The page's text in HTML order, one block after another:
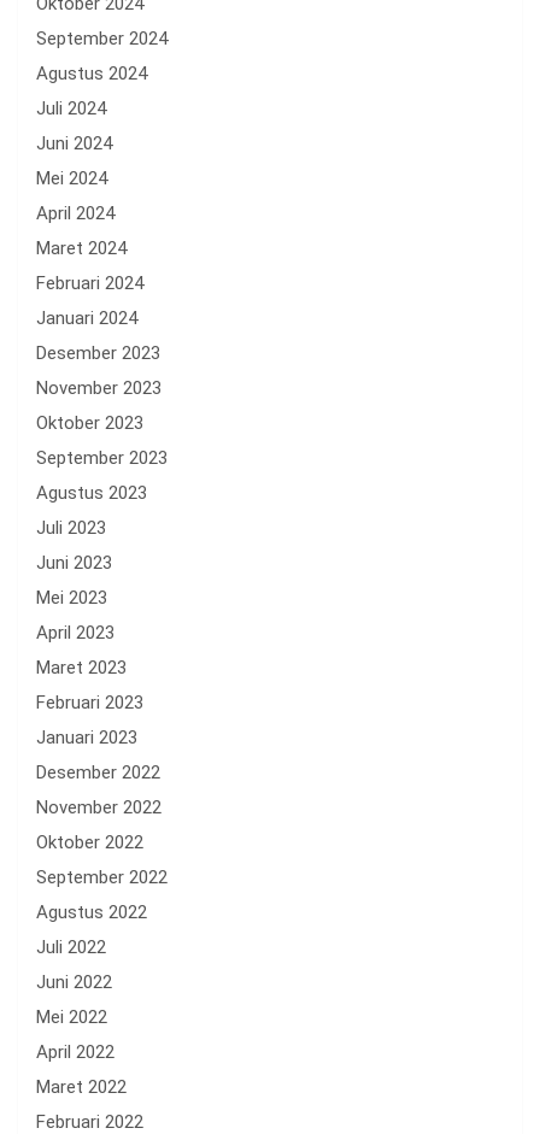
September 2024
Agustus 2024
Juli 2024
Juni 2024
Mei 2024
April 2024
Maret 2024
Februari 2024
Januari 2024
Desember 2023
November 2023
Oktober 2023
September 2023
Agustus 2023
Juli 2023
Juni 2023
Mei 2023
April 2023
Maret 2023
Februari 2023
Januari 2023
Desember 2022
November 2022
Oktober 2022
September 2022
Agustus 2022
Juli 2022
Juni 2022
Mei 2022
April 2022
Maret 2022
Februari 2022